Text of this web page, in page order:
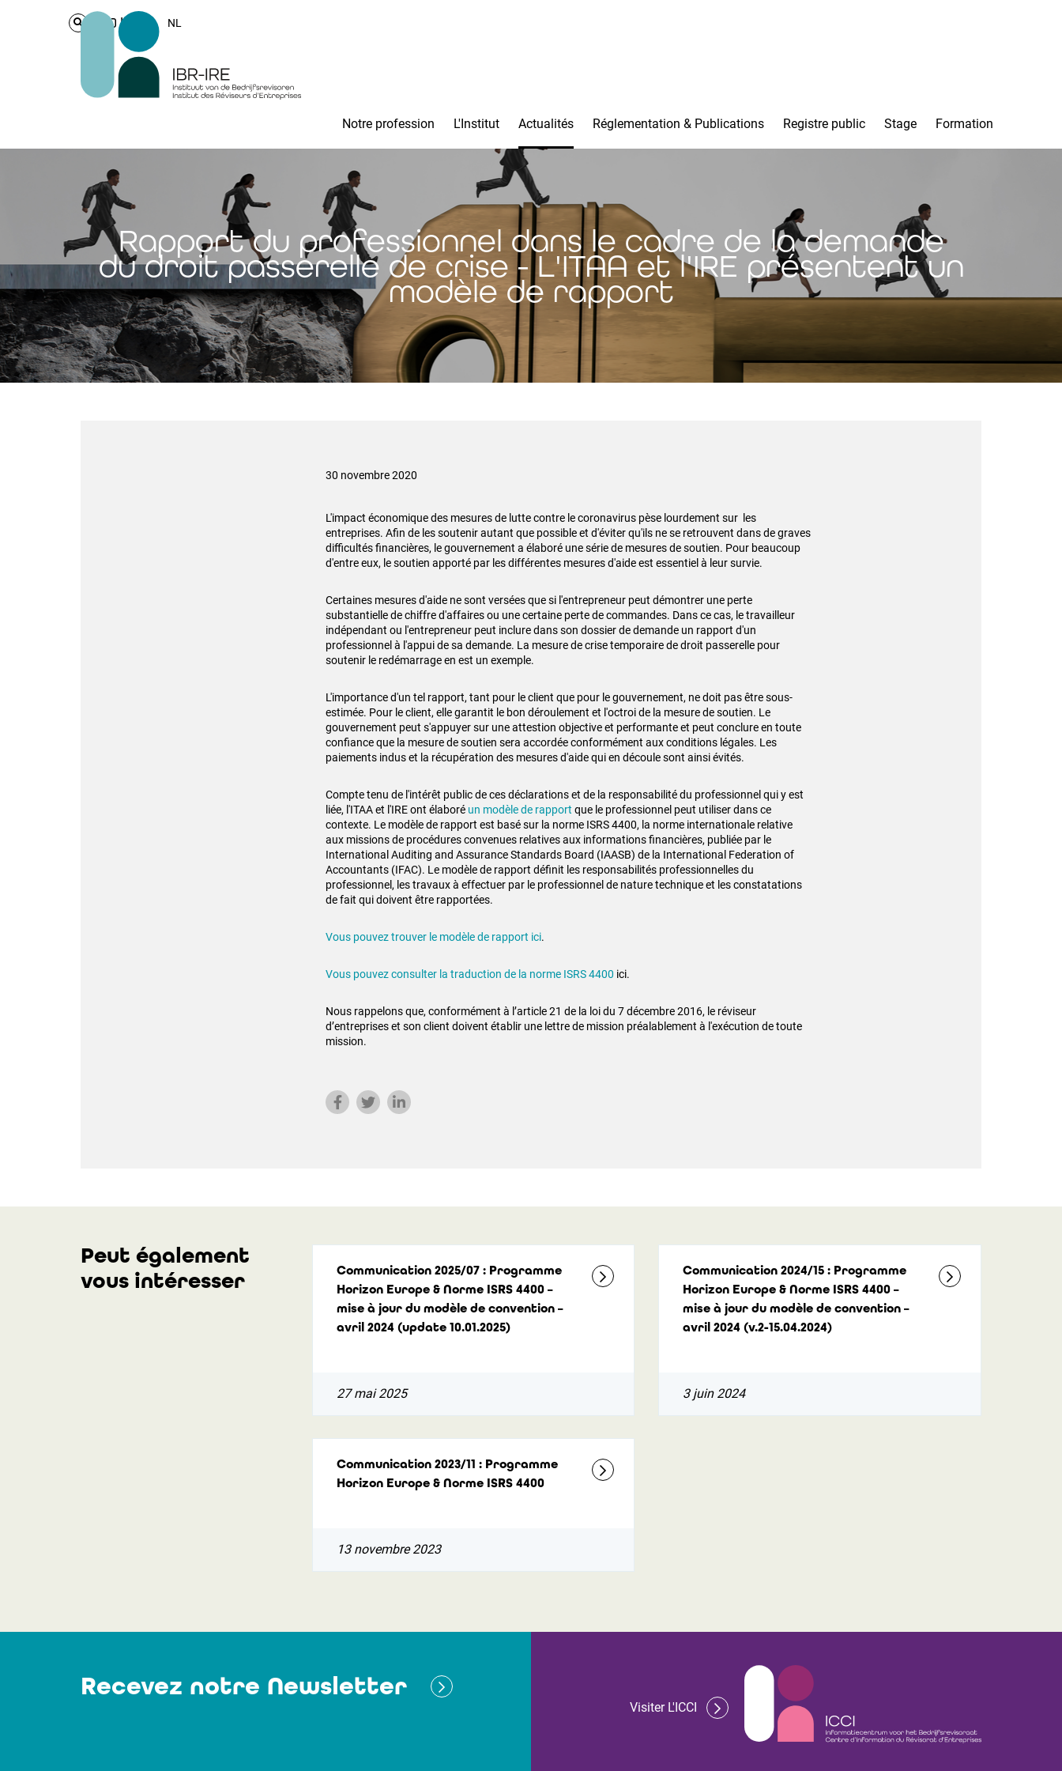
Login NL
Notre profession L'Institut Actualités Réglementation & Publications Registre public Stage Formation
Rapport du professionnel dans le cadre de la demande
du droit passerelle de crise - L'ITAA et l'IRE présentent un
modèle de rapport
30 novembre 2020
L'impact économique des mesures de lutte contre le coronavirus pèse lourdement sur les
entreprises. Afin de les soutenir autant que possible et d'éviter qu'ils ne se retrouvent dans de graves
difficultés financières, le gouvernement a élaboré une série de mesures de soutien. Pour beaucoup
d'entre eux, le soutien apporté par les différentes mesures d'aide est essentiel à leur survie.
Certaines mesures d'aide ne sont versées que si l'entrepreneur peut démontrer une perte
substantielle de chiffre d'affaires ou une certaine perte de commandes. Dans ce cas, le travailleur
indépendant ou l'entrepreneur peut inclure dans son dossier de demande un rapport d'un
professionnel à l'appui de sa demande. La mesure de crise temporaire de droit passerelle pour
soutenir le redémarrage en est un exemple.
L'importance d'un tel rapport, tant pour le client que pour le gouvernement, ne doit pas être sous-
estimée. Pour le client, elle garantit le bon déroulement et l'octroi de la mesure de soutien. Le
gouvernement peut s'appuyer sur une attestion objective et performante et peut conclure en toute
confiance que la mesure de soutien sera accordée conformément aux conditions légales. Les
paiements indus et la récupération des mesures d'aide qui en découle sont ainsi évités.
Compte tenu de l'intérêt public de ces déclarations et de la responsabilité du professionnel qui y est
liée, l'ITAA et l'IRE ont élaboré un modèle de rapport que le professionnel peut utiliser dans ce
contexte. Le modèle de rapport est basé sur la norme ISRS 4400, la norme internationale relative
aux missions de procédures convenues relatives aux informations financières, publiée par le
International Auditing and Assurance Standards Board (IAASB) de la International Federation of
Accountants (IFAC). Le modèle de rapport définit les responsabilités professionnelles du
professionnel, les travaux à effectuer par le professionnel de nature technique et les constatations
de fait qui doivent être rapportées.
Vous pouvez trouver le modèle de rapport ici.
Vous pouvez consulter la traduction de la norme ISRS 4400 ici.
Nous rappelons que, conformément à l’article 21 de la loi du 7 décembre 2016, le réviseur
d’entreprises et son client doivent établir une lettre de mission préalablement à l'exécution de toute
mission.
Peut également
vous intéresser
Communication 2025/07 : Programme
Horizon Europe & Norme ISRS 4400 –
mise à jour du modèle de convention –
avril 2024 (update 10.01.2025)
27 mai 2025
Communication 2024/15 : Programme
Horizon Europe & Norme ISRS 4400 –
mise à jour du modèle de convention –
avril 2024 (v.2-15.04.2024)
3 juin 2024
Communication 2023/11 : Programme
Horizon Europe & Norme ISRS 4400
13 novembre 2023
Recevez notre Newsletter
Visiter L'ICCI